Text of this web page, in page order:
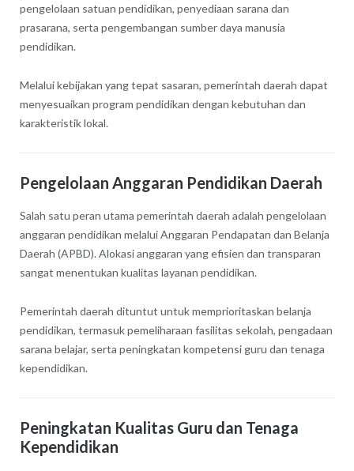
pengelolaan satuan pendidikan, penyediaan sarana dan
prasarana, serta pengembangan sumber daya manusia
pendidikan.
Melalui kebijakan yang tepat sasaran, pemerintah daerah dapat
menyesuaikan program pendidikan dengan kebutuhan dan
karakteristik lokal.
Pengelolaan Anggaran Pendidikan Daerah
Salah satu peran utama pemerintah daerah adalah pengelolaan
anggaran pendidikan melalui Anggaran Pendapatan dan Belanja
Daerah (APBD). Alokasi anggaran yang efisien dan transparan
sangat menentukan kualitas layanan pendidikan.
Pemerintah daerah dituntut untuk memprioritaskan belanja
pendidikan, termasuk pemeliharaan fasilitas sekolah, pengadaan
sarana belajar, serta peningkatan kompetensi guru dan tenaga
kependidikan.
Peningkatan Kualitas Guru dan Tenaga
Kependidikan